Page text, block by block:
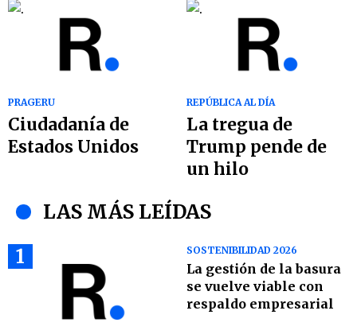
PRAGERU
Ciudadanía de
Estados Unidos
REPÚBLICA AL DÍA
La tregua de
Trump pende de
un hilo
LAS MÁS LEÍDAS
1
SOSTENIBILIDAD 2026
La gestión de la basura
se vuelve viable con
respaldo empresarial